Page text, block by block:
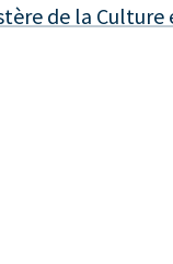
de la